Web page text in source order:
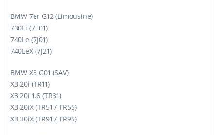
BMW 7er G12 (Limousine)
730Li (7E01)
740Le (7J01)
740LeX (7J21)
BMW X3 G01 (SAV)
X3 20i (TR11)
X3 20i 1.6 (TR31)
X3 20iX (TR51 / TR55)
X3 30iX (TR91 / TR95)